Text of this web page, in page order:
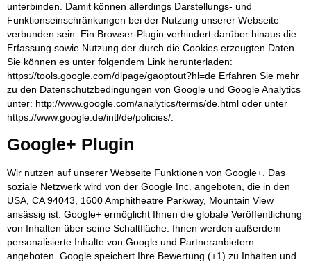
unterbinden. Damit können allerdings Darstellungs- und
Funktionseinschränkungen bei der Nutzung unserer Webseite
verbunden sein. Ein Browser-Plugin verhindert darüber hinaus die
Erfassung sowie Nutzung der durch die Cookies erzeugten Daten.
Sie können es unter folgendem Link herunterladen:
https://tools.google.com/dlpage/gaoptout?hl=de Erfahren Sie mehr
zu den Datenschutzbedingungen von Google und Google Analytics
unter: http://www.google.com/analytics/terms/de.html oder unter
https://www.google.de/intl/de/policies/.
Google+ Plugin
Wir nutzen auf unserer Webseite Funktionen von Google+. Das
soziale Netzwerk wird von der Google Inc. angeboten, die in den
USA, CA 94043, 1600 Amphitheatre Parkway, Mountain View
ansässig ist. Google+ ermöglicht Ihnen die globale Veröffentlichung
von Inhalten über seine Schaltfläche. Ihnen werden außerdem
personalisierte Inhalte von Google und Partneranbietern
angeboten. Google speichert Ihre Bewertung (+1) zu Inhalten und